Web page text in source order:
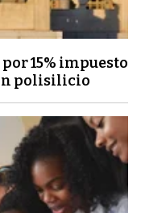
15% impuesto
polisilicio